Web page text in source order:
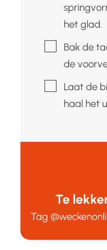
het glad.
▢Bak de
de
▢Laat de
haal het
Te
Tag